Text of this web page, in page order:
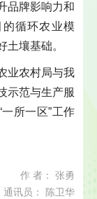
品牌影响力和
循环农业模
壤基础。
业农村局与我
示范与生产服
所一区”工作
作 者： 张勇
通讯员： 陈卫华